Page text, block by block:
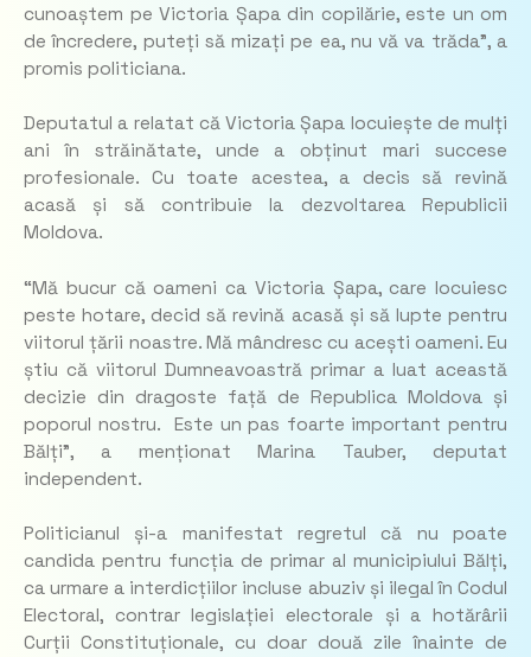
cunoaștem pe Victoria Șapa din copilărie, este un om
de încredere, puteți să mizați pe ea, nu vă va trăda”, a
promis politiciana.
Deputatul a relatat că Victoria Șapa locuiește de mulți
ani în străinătate, unde a obținut mari succese
profesionale. Cu toate acestea, a decis să revină
acasă și să contribuie la dezvoltarea Republicii
Moldova.
“Mă bucur că oameni ca Victoria Șapa, care locuiesc
peste hotare, decid să revină acasă și să lupte pentru
viitorul țării noastre. Mă mândresc cu acești oameni. Eu
știu că viitorul Dumneavoastră primar a luat această
decizie din dragoste față de Republica Moldova și
poporul nostru. Este un pas foarte important pentru
Bălți”, a menționat Marina Tauber, deputat
independent.
Politicianul și-a manifestat regretul că nu poate
candida pentru funcția de primar al municipiului Bălți,
ca urmare a interdicțiilor incluse abuziv și ilegal în Codul
Electoral, contrar legislației electorale și a hotărârii
Curții Constituționale, cu doar două zile înainte de